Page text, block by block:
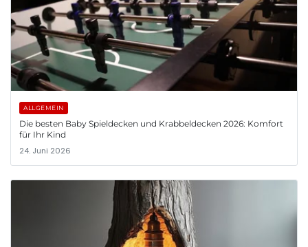
ALLGEMEIN
Die besten Baby Spieldecken und Krabbeldecken 2026: Komfort
für Ihr Kind
24. Juni 2026